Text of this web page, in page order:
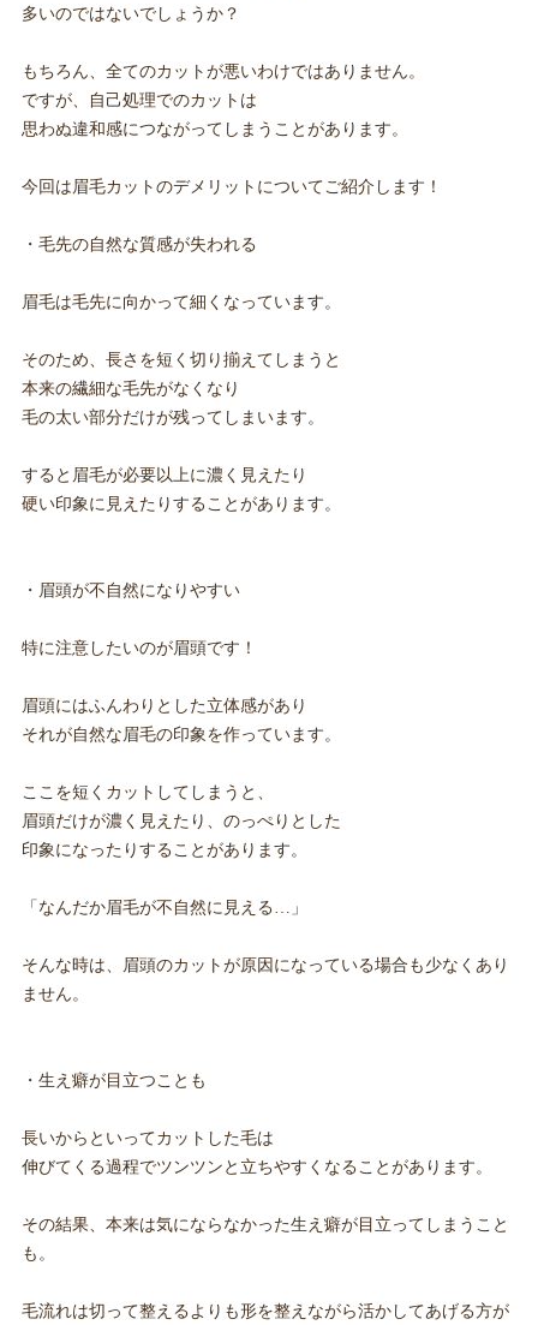
多いのではないでしょうか？
もちろん、全てのカットが悪いわけではありません。
ですが、自己処理でのカットは
思わぬ違和感につながってしまうことがあります。
今回は眉毛カットのデメリットについてご紹介します！
・毛先の自然な質感が失われる
眉毛は毛先に向かって細くなっています。
そのため、長さを短く切り揃えてしまうと
本来の繊細な毛先がなくなり
毛の太い部分だけが残ってしまいます。
すると眉毛が必要以上に濃く見えたり
硬い印象に見えたりすることがあります。
・眉頭が不自然になりやすい
特に注意したいのが眉頭です！
眉頭にはふんわりとした立体感があり
それが自然な眉毛の印象を作っています。
ここを短くカットしてしまうと、
眉頭だけが濃く見えたり、のっぺりとした
印象になったりすることがあります。
「なんだか眉毛が不自然に見える…」
そんな時は、眉頭のカットが原因になっている場合も少なくあり
ません。
・生え癖が目立つことも
長いからといってカットした毛は
伸びてくる過程でツンツンと立ちやすくなることがあります。
その結果、本来は気にならなかった生え癖が目立ってしまうこと
も。
毛流れは切って整えるよりも形を整えながら活かしてあげる方が